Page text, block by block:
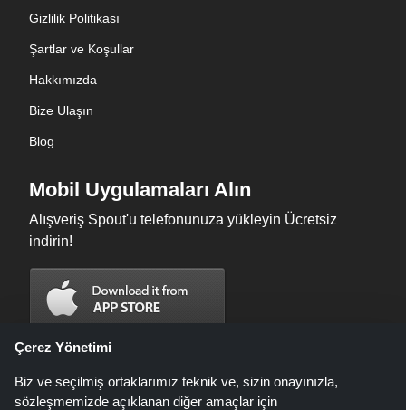
Gizlilik Politikası
Şartlar ve Koşullar
Hakkımızda
Bize Ulaşın
Blog
Mobil Uygulamaları Alın
Alışveriş Spout'u telefonunuza yükleyin Ücretsiz
indirin!
Çerez Yönetimi
Biz ve seçilmiş ortaklarımız teknik ve, sizin onayınızla,
sözleşmemizde açıklanan diğer amaçlar için